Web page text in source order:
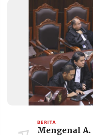
BERITA
Mengenal A.